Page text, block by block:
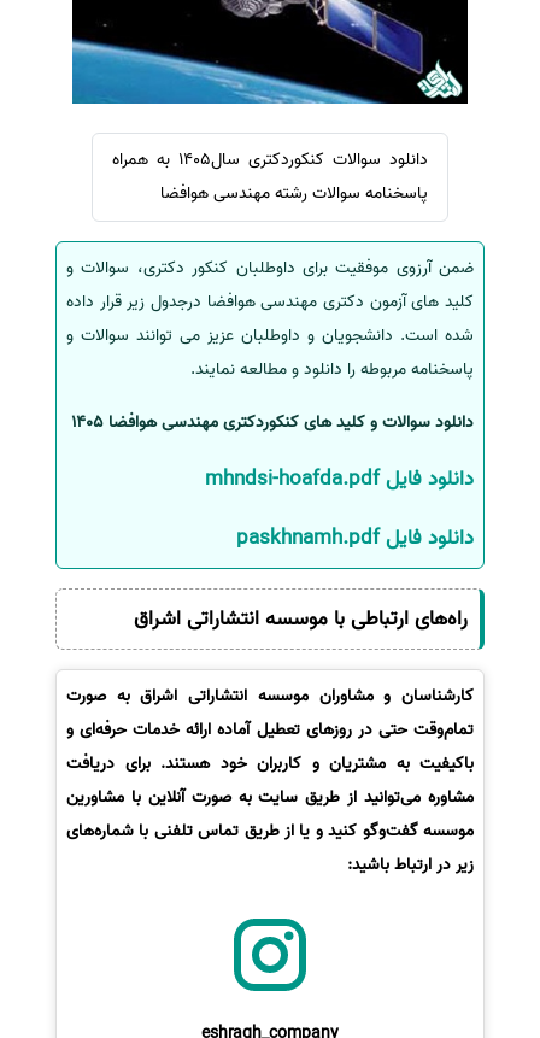
ترجمه عربی به فارسی
مشاهده همه زبان ها
سفارش ویرایش
سفارش پارافریز
سفارش فرمت‌بندی
سفارش کاهش کمیت
سفارش معرفی مجله
سفارش معرفی مقاله
سفارش معرفی کتاب
سفارش چکیده مبسوط
سفارش ترجمه مولتی‌مدیا
سفارش گویندگی
سفارش تولید محتوا
سفارش چکیده گرافیکی
سفارش تهیه کاورلتر
دانلود سوالات کنکوردکتری سال1405 به همراه
پاسخنامه سوالات رشته مهندسی هوافضا
ضمن آرزوی موفقیت برای داوطلبان کنکور دکتری، سوالات و
کلید های آزمون دکتری مهندسی هوافضا درجدول زیر قرار داده
شده است. دانشجویان و داوطلبان عزیز می توانند سوالات و
پاسخنامه مربوطه را دانلود و مطالعه نمایند.
دانلود سوالات و کلید های کنکوردکتری مهندسی هوافضا 1405
دانلود فایل mhndsi-hoafda.pdf
دانلود فایل paskhnamh.pdf
راه‌های ارتباطی با موسسه انتشاراتی اشراق
کارشناسان و مشاوران موسسه انتشاراتی اشراق به صورت
تمام‌وقت حتی در روزهای تعطیل آماده ارائه خدمات حرفه‌ای و
باکیفیت به مشتریان و کاربران خود هستند. برای دریافت
مشاوره می‌توانید از طریق سایت به صورت آنلاین با مشاورین
موسسه گفت‌وگو کنید و یا از طریق تماس تلفنی با شماره‌های
زیر در ارتباط باشید: